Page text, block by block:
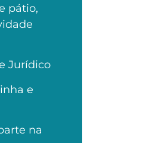
pátio,
Jurídico
e
na